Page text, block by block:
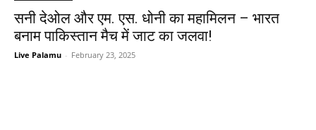
सनी देओल और एम. एस. धोनी का महामिलन – भारत
बनाम पाकिस्तान मैच में जाट का जलवा!
Live Palamu - February 23, 2025